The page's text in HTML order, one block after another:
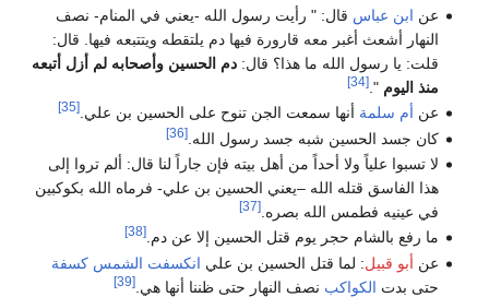
عن ابن عباس قال: " رأيت رسول الله -يعني في المنام- نصف
النهار أشعث أغبر معه قارورة فيها دم يلتقطه ويتتبعه فيها. قال:
قلت: يا رسول الله ما هذا؟ قال:دم الحسين وأصحابه لم أزل أتبعه
منذ اليوم".
[34]
عن أم سلمة أنها سمعت الجن تنوح على الحسين بن علي.[35]
كان جسد الحسين شبه جسد رسول الله.[36]
لا تسبوا علياً ولا أحداً من أهل بيته فإن جاراً لنا قال: ألم تروا إلى
هذا الفاسق قتله الله –يعني الحسين بن علي- فرماه الله بكوكبين
في عينيه فطمس الله بصره.[37]
ما رفع بالشام حجر يوم قتل الحسين إلا عن دم.[38]
عن أبو قبيل: لما قتل الحسين بن علي انكسفت الشمس كسفة
حتى بدت الكواكب نصف النهار حتى ظننا أنها هي.[39]